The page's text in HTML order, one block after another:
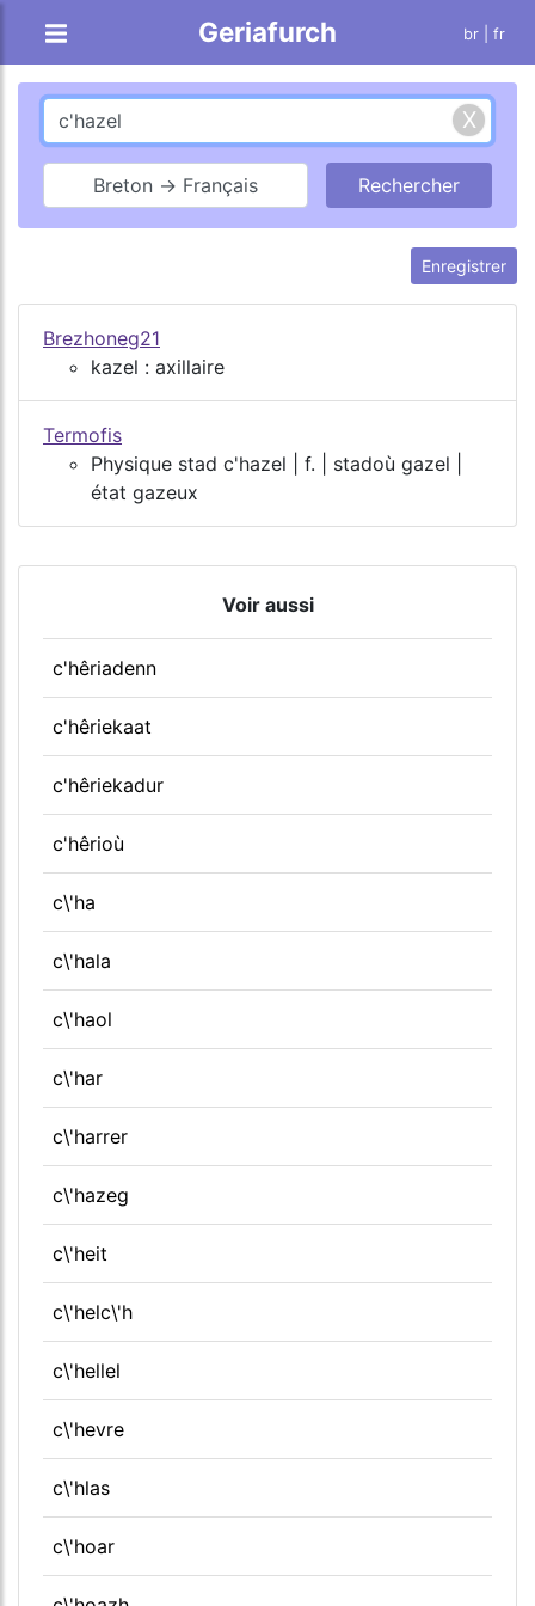
Geriafurch br | fr
Breton → Français
Enregistrer
Brezhoneg21
kazel : axillaire
Termofis
Physique stad c'hazel | f. | stadoù gazel |
état gazeux
Voir aussi
c'hêriadenn
c'hêriekaat
c'hêriekadur
c'hêrioù
c\'ha
c\'hala
c\'haol
c\'har
c\'harrer
c\'hazeg
c\'heit
c\'helc\'h
c\'hellel
c\'hevre
c\'hlas
c\'hoar